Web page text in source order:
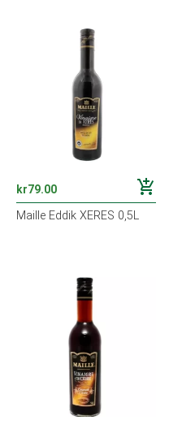
kr79.00 add_shopping_cart
Maille Eddik XERES 0,5L